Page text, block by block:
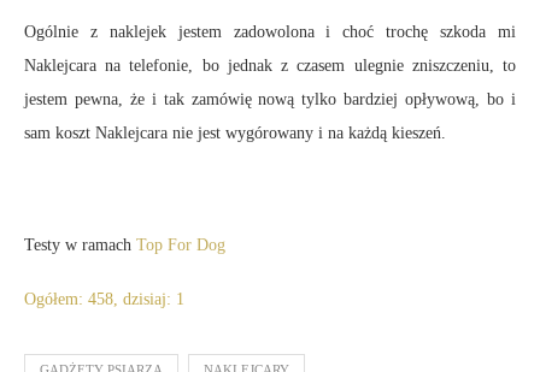
Ogólnie z naklejek jestem zadowolona i choć trochę szkoda mi
Naklejcara na telefonie, bo jednak z czasem ulegnie zniszczeniu, to
jestem pewna, że i tak zamówię nową tylko bardziej opływową, bo i
sam koszt Naklejcara nie jest wygórowany i na każdą kieszeń.
Testy w ramach Top For Dog
Ogółem: 458, dzisiaj: 1